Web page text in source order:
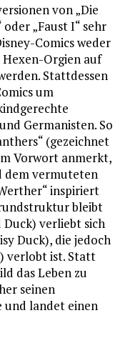
von „Die
„Faust I“ sehr
Comics weder
Hexen-Orgien auf
Stattdessen
um
Germanisten. So
(gezeichnet
Vorwort anmerkt,
dem vermuteten
inspiriert
bleibt
verliebt sich
Duck), die jedoch
verlobt ist. Statt
das Leben zu
seinen
und landet einen